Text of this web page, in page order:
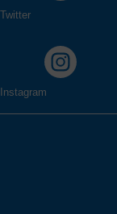
Twitter
Instagram